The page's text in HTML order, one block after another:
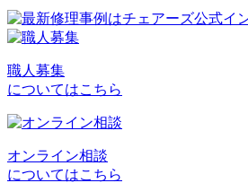
職人募集
についてはこちら
オンライン相談
についてはこちら